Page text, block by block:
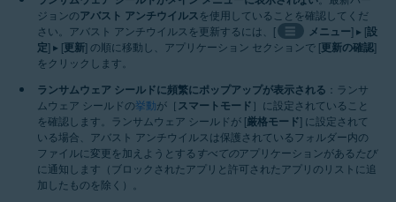
ジョンのアバスト アンチウイルスを使用していることを確認してくだ
さい。アバスト アンチウイルスを更新するには、[
☰ メニュー] ▸ [設
定] ▸ [更新] の順に移動し、アプリケーション セクションで [更新の確認]
をクリックします。
ランサムウェア シールドに頻繁にポップアップが表示される ：ランサ
ムウェア シールドの挙動が［ スマートモード ］に設定されていること
を確認します。ランサムウェア シールドが [厳格モード] に設定されて
いる場合、アバスト アンチウイルスは保護されているフォルダー内の
ファイルに変更を加えようとする すべてのアプリケーションがある たび
に通知します（ブロックされたアプリと許可されたアプリのリストに追
加したものを除く）。